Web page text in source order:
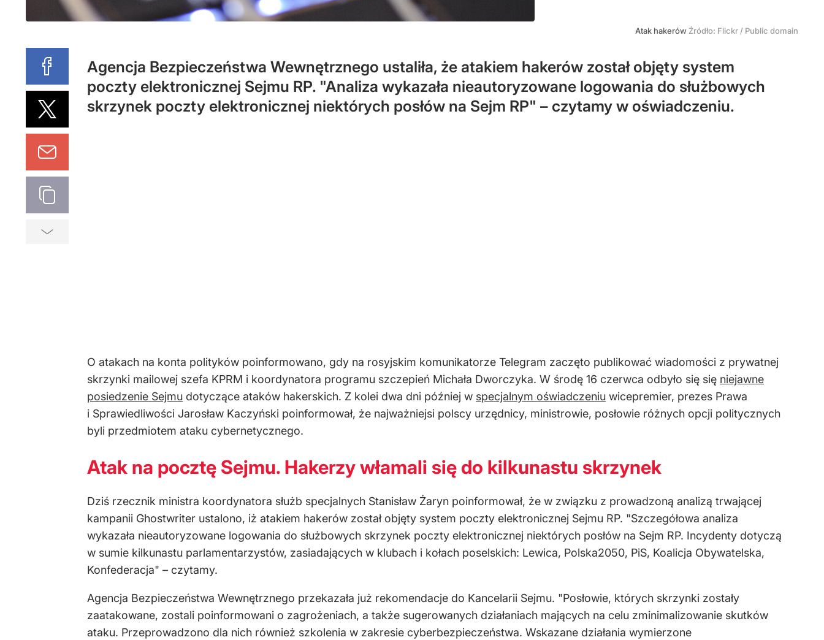
Atak hakerów Źródło: Flickr / Public domain
Agencja Bezpieczeństwa Wewnętrznego ustaliła, że atakiem hakerów został objęty system
poczty elektronicznej Sejmu RP. "Analiza wykazała nieautoryzowane logowania do służbowych
skrzynek poczty elektronicznej niektórych posłów na Sejm RP" – czytamy w oświadczeniu.
O atakach na konta polityków poinformowano, gdy na rosyjskim komunikatorze Telegram zaczęto publikować wiadomości z prywatnej
skrzynki mailowej szefa KPRM i koordynatora programu szczepień Michała Dworczyka. W środę 16 czerwca odbyło się się niejawne
posiedzenie Sejmu dotyczące ataków hakerskich. Z kolei dwa dni później w specjalnym oświadczeniu wicepremier, prezes Prawa
i Sprawiedliwości Jarosław Kaczyński poinformował, że najważniejsi polscy urzędnicy, ministrowie, posłowie różnych opcji politycznych
byli przedmiotem ataku cybernetycznego.
Atak na pocztę Sejmu. Hakerzy włamali się do kilkunastu skrzynek
Dziś rzecznik ministra koordynatora służb specjalnych Stanisław Żaryn poinformował, że w związku z prowadzoną analizą trwającej
kampanii Ghostwriter ustalono, iż atakiem hakerów został objęty system poczty elektronicznej Sejmu RP. "Szczegółowa analiza
wykazała nieautoryzowane logowania do służbowych skrzynek poczty elektronicznej niektórych posłów na Sejm RP. Incydenty dotyczą
w sumie kilkunastu parlamentarzystów, zasiadających w klubach i kołach poselskich: Lewica, Polska2050, PiS, Koalicja Obywatelska,
Konfederacja" – czytamy.
Agencja Bezpieczeństwa Wewnętrznego przekazała już rekomendacje do Kancelarii Sejmu. "Posłowie, których skrzynki zostały
zaatakowane, zostali poinformowani o zagrożeniach, a także sugerowanych działaniach mających na celu zminimalizowanie skutków
ataku. Przeprowadzono dla nich również szkolenia w zakresie cyberbezpieczeństwa. Wskazane działania wymierzone